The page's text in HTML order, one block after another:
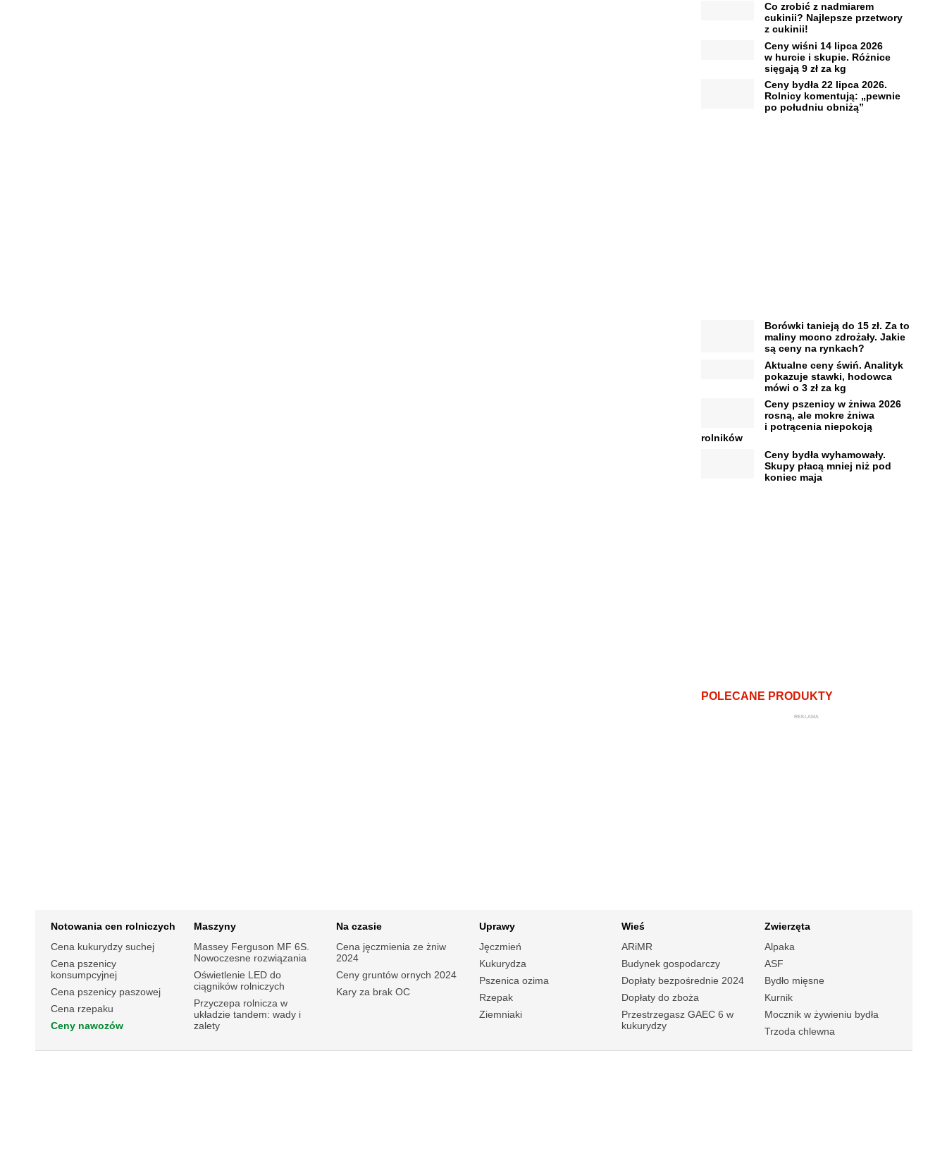
Co zrobić z nadmiarem
cukinii? Najlepsze przetwory
z cukinii!
Ceny wiśni 14 lipca 2026
w hurcie i skupie. Różnice
sięgają 9 zł za kg
Ceny bydła 22 lipca 2026.
Rolnicy komentują: „pewnie
po południu obniżą”
Borówki tanieją do 15 zł. Za to
maliny mocno zdrożały. Jakie
są ceny na rynkach?
Aktualne ceny świń. Analityk
pokazuje stawki, hodowca
mówi o 3 zł za kg
Ceny pszenicy w żniwa 2026
rosną, ale mokre żniwa
i potrącenia niepokoją
rolników
Ceny bydła wyhamowały.
Skupy płacą mniej niż pod
koniec maja
POLECANE PRODUKTY
REKLAMA
Notowania cen rolniczych
Cena kukurydzy suchej
Cena pszenicy
konsumpcyjnej
Cena pszenicy paszowej
Cena rzepaku
Ceny nawozów
Maszyny
Massey Ferguson MF 6S.
Nowoczesne rozwiązania
Oświetlenie LED do
ciągników rolniczych
Przyczepa rolnicza w
układzie tandem: wady i
zalety
Na czasie
Cena jęczmienia ze żniw
2024
Ceny gruntów ornych 2024
Kary za brak OC
Uprawy
Jęczmień
Kukurydza
Pszenica ozima
Rzepak
Ziemniaki
Wieś
ARiMR
Budynek gospodarczy
Dopłaty bezpośrednie 2024
Dopłaty do zboża
Przestrzegasz GAEC 6 w
kukurydzy
Zwierzęta
Alpaka
ASF
Bydło mięsne
Kurnik
Mocznik w żywieniu bydła
Trzoda chlewna